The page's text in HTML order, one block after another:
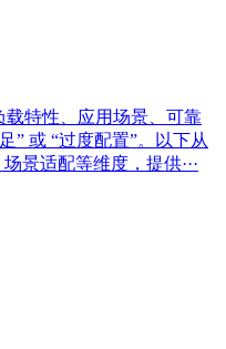
载特性、应用场景、可靠
” 或 “过度配置”。以下从
景适配等维度，提供···